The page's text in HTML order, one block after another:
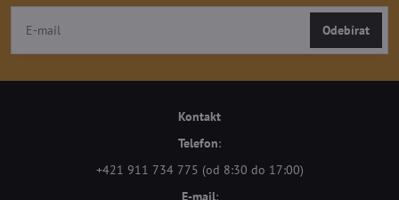
Odebírat
Kontakt
Telefon:
+421 911 734 775 (od 8:30 do 17:00)
E-mail: